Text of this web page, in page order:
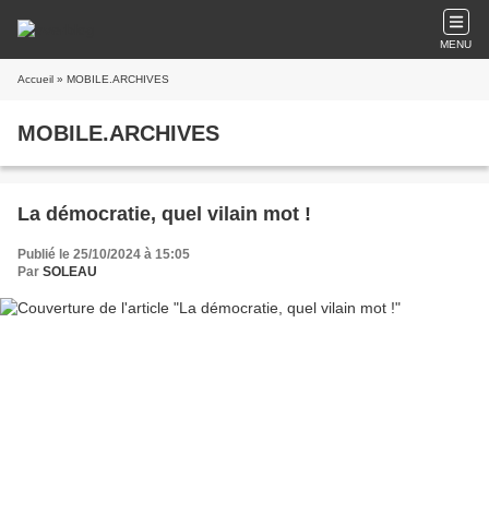
MENU
Accueil » MOBILE.ARCHIVES
MOBILE.ARCHIVES
La démocratie, quel vilain mot !
Publié le 25/10/2024 à 15:05
Par SOLEAU